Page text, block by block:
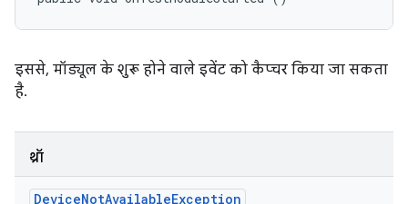
इससे, मॉड्यूल के शुरू होने वाले इवेंट को कैप्चर किया जा सकता
है.
थ्रॉ
DeviceNotAvailableException